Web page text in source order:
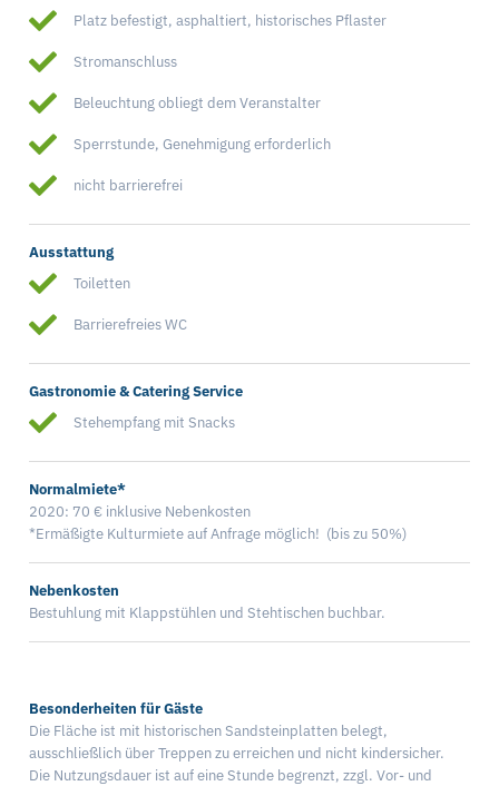
Platz befestigt, asphaltiert, historisches Pflaster
Stromanschluss
Beleuchtung obliegt dem Veranstalter
Sperrstunde, Genehmigung erforderlich
nicht barrierefrei
Ausstattung
Toiletten
Barrierefreies WC
Gastronomie & Catering Service
Stehempfang mit Snacks
Normalmiete*
2020: 70 € inklusive Nebenkosten
*Ermäßigte Kulturmiete auf Anfrage möglich! (bis zu 50%)
Nebenkosten
Bestuhlung mit Klappstühlen und Stehtischen buchbar.
Besonderheiten für Gäste
Die Fläche ist mit historischen Sandsteinplatten belegt,
ausschließlich über Treppen zu erreichen und nicht kindersicher.
Die Nutzungsdauer ist auf eine Stunde begrenzt, zzgl. Vor- und